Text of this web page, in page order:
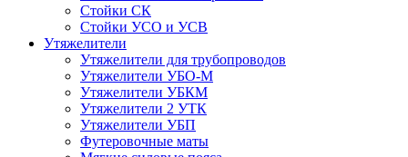
Стойки СК
Стойки УСО и УСВ
Утяжелители
Утяжелители для трубопроводов
Утяжелители УБО-М
Утяжелители УБКМ
Утяжелители 2 УТК
Утяжелители УБП
Футеровочные маты